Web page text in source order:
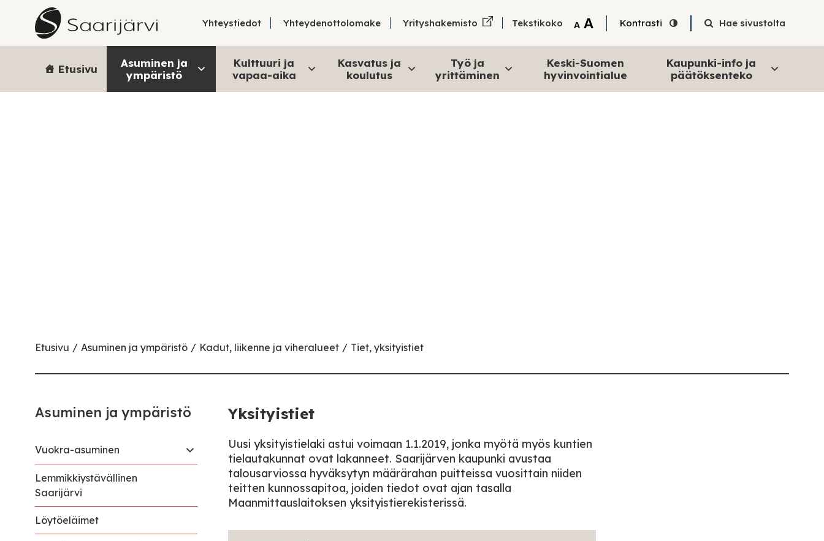
Skip to content
Yhteystiedot Yhteydenottolomake Yrityshakemisto Tekstikoko A Tekstin pienentäminen
A Tekstin suurentaminen
Kontrasti Hae sivustolta
Etusivu
Asuminen ja
ympäristö
Kulttuuri ja
vapaa-aika
Kasvatus ja
koulutus
Työ ja
yrittäminen
Keski-Suomen
hyvinvointialue
Kaupunki-info ja
päätöksenteko
Etusivu Asuminen ja ympäristö Kadut, liikenne ja viheralueet Tiet, yksityistiet
Asuminen ja ympäristö
Vuokra-asuminen
Lemmikkiystävällinen
Saarijärvi
Löytöeläimet
Yksityistiet
Uusi yksityistielaki astui voimaan 1.1.2019, jonka myötä myös kuntien
tielautakunnat ovat lakanneet. Saarijärven kaupunki avustaa
talousarviossa hyväksytyn määrärahan puitteissa vuosittain niiden
teitten kunnossapitoa, joiden tiedot ovat ajan tasalla
Maanmittauslaitoksen yksityistierekisterissä.